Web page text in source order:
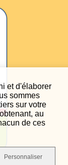
et d'élaborer
sommes
sur votre
au
de ces
Personnaliser